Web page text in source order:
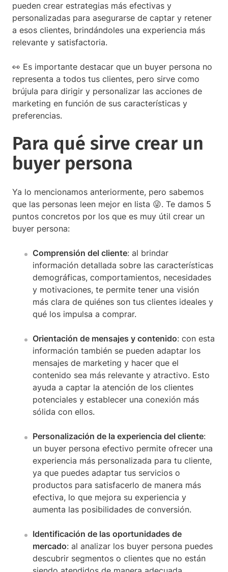
pueden crear estrategias más efectivas y
personalizadas para asegurarse de captar y retener
a esos clientes, brindándoles una experiencia más
relevante y satisfactoria.
👀 Es importante destacar que un buyer persona no
representa a todos tus clientes, pero sirve como
brújula para dirigir y personalizar las acciones de
marketing en función de sus características y
preferencias.
Para qué sirve crear un
buyer persona
Ya lo mencionamos anteriormente, pero sabemos
que las personas leen mejor en lista 😜. Te damos 5
puntos concretos por los que es muy útil crear un
buyer persona:
Comprensión del cliente: al brindar
información detallada sobre las características
demográficas, comportamientos, necesidades
y motivaciones, te permite tener una visión
más clara de quiénes son tus clientes ideales y
qué los impulsa a comprar.
Orientación de mensajes y contenido: con esta
información también se pueden adaptar los
mensajes de marketing y hacer que el
contenido sea más relevante y atractivo. Esto
ayuda a captar la atención de los clientes
potenciales y establecer una conexión más
sólida con ellos.
Personalización de la experiencia del cliente:
un buyer persona efectivo permite ofrecer una
experiencia más personalizada para tu cliente,
ya que puedes adaptar tus servicios o
productos para satisfacerlo de manera más
efectiva, lo que mejora su experiencia y
aumenta las posibilidades de conversión.
Identificación de las oportunidades de
mercado: al analizar los buyer persona puedes
descubrir segmentos o clientes que no están